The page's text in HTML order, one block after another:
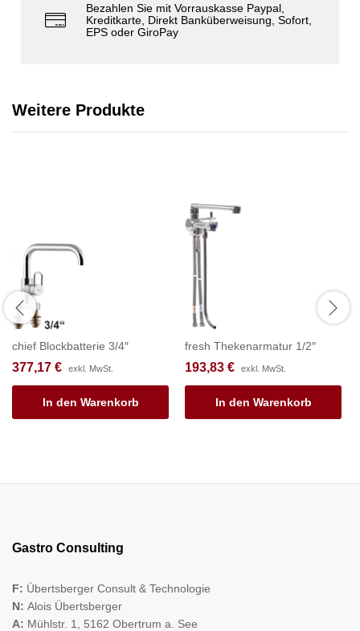
Bezahlen Sie mit Vorrauskasse Paypal,
Kreditkarte, Direkt Banküberweisung, Sofort,
EPS oder GiroPay
Weitere Produkte
chief Blockbatterie 3/4″
377,17 € exkl. MwSt.
In den Warenkorb
fresh Thekenarmatur 1/2″
193,83 € exkl. MwSt.
In den Warenkorb
Gastro Consulting
F: Übertsberger Consult & Technologie
N: Alois Übertsberger
A: Mühlstr. 1, 5162 Obertrum a. See